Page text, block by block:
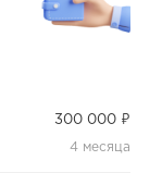
300 000 ₽
4 месяца